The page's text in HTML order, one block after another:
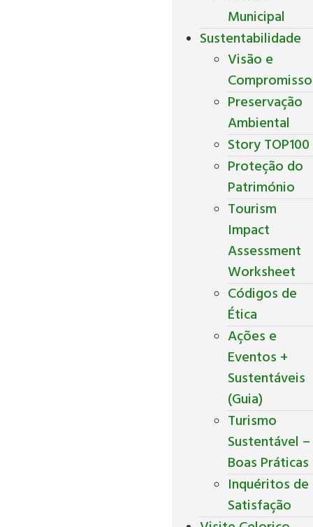
Municipal
Sustentabilidade
Visão e
Compromisso
Preservação
Ambiental
Story TOP100
Proteção do
Património
Tourism
Impact
Assessment
Worksheet
Códigos de
Ética
Ações e
Eventos +
Sustentáveis
(Guia)
Turismo
Sustentável –
Boas Práticas
Inquéritos de
Satisfação